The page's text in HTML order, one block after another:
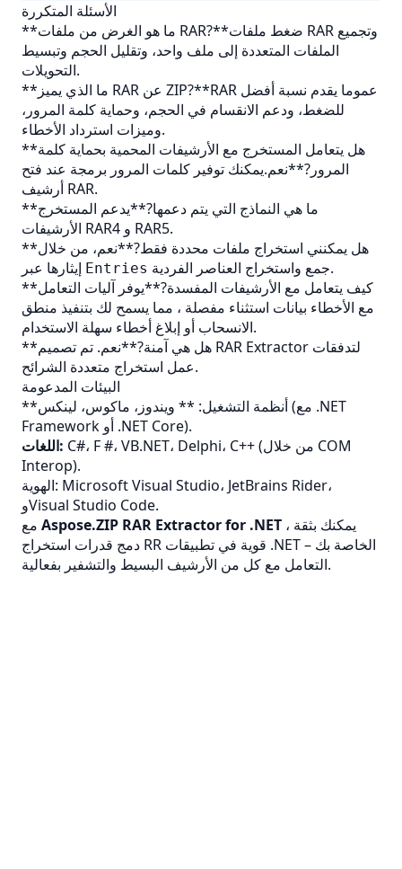
الأسئلة المتكررة
**ما هو الغرض من ملفات RAR?**ضغط ملفات RAR وتجميع
الملفات المتعددة إلى ملف واحد، وتقليل الحجم وتبسيط
التحويلات.
**ما الذي يميز RAR عن ZIP?**RAR عموما يقدم نسبة أفضل
للضغط، ودعم الانقسام في الحجم، وحماية كلمة المرور،
وميزات استرداد الأخطاء.
**هل يتعامل المستخرج مع الأرشيفات المحمية بحماية كلمة
المرور?**نعم.يمكنك توفير كلمات المرور برمجة عند فتح
أرشيف RAR.
**ما هي النماذج التي يتم دعمها?**يدعم المستخرج
الأرشيفات RAR4 و RAR5.
**هل يمكنني استخراج ملفات محددة فقط?**نعم، من خلال
Entries
جمع واستخراج العناصر الفردية.
**كيف يتعامل مع الأرشيفات المفسدة?**يوفر آليات التعامل
مع الأخطاء بيانات استثناء مفصلة ، مما يسمح لك بتنفيذ منطق
الانسحاب أو إبلاغ أخطاء سهلة الاستخدام.
**هل هي آمنة?**نعم. تم تصميم RAR Extractor لتدفقات
عمل استخراج متعددة الشرائح.
البيئات المدعومة
**أنظمة التشغيل: ** ويندوز، ماكوس، لينكس (مع .NET
Framework أو .NET Core).
اللغات: C#، F #، VB.NET، Delphi، C++ (من خلال COM
Interop).
الهوية: Microsoft Visual Studio، JetBrains Rider،
وVisual Studio Code.
Aspose.ZIP RAR Extractor for .NET ، يمكنك بثقة
دمج قدرات استخراج RR قوية في تطبيقات .NET الخاصة بك –
التعامل مع كل من الأرشيف البسيط والتشفير بفعالية.